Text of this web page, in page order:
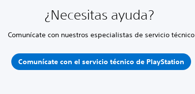
¿Necesitas ayuda?
Comunícate con nuestros especialistas de servicio técnico
Comunícate con el servicio técnico de PlayStation